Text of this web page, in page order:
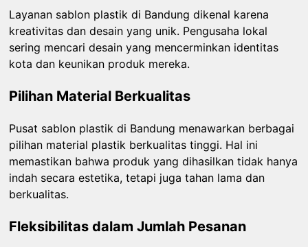
Layanan sablon plastik di Bandung dikenal karena
kreativitas dan desain yang unik. Pengusaha lokal
sering mencari desain yang mencerminkan identitas
kota dan keunikan produk mereka.
Pilihan Material Berkualitas
Pusat sablon plastik di Bandung menawarkan berbagai
pilihan material plastik berkualitas tinggi. Hal ini
memastikan bahwa produk yang dihasilkan tidak hanya
indah secara estetika, tetapi juga tahan lama dan
berkualitas.
Fleksibilitas dalam Jumlah Pesanan